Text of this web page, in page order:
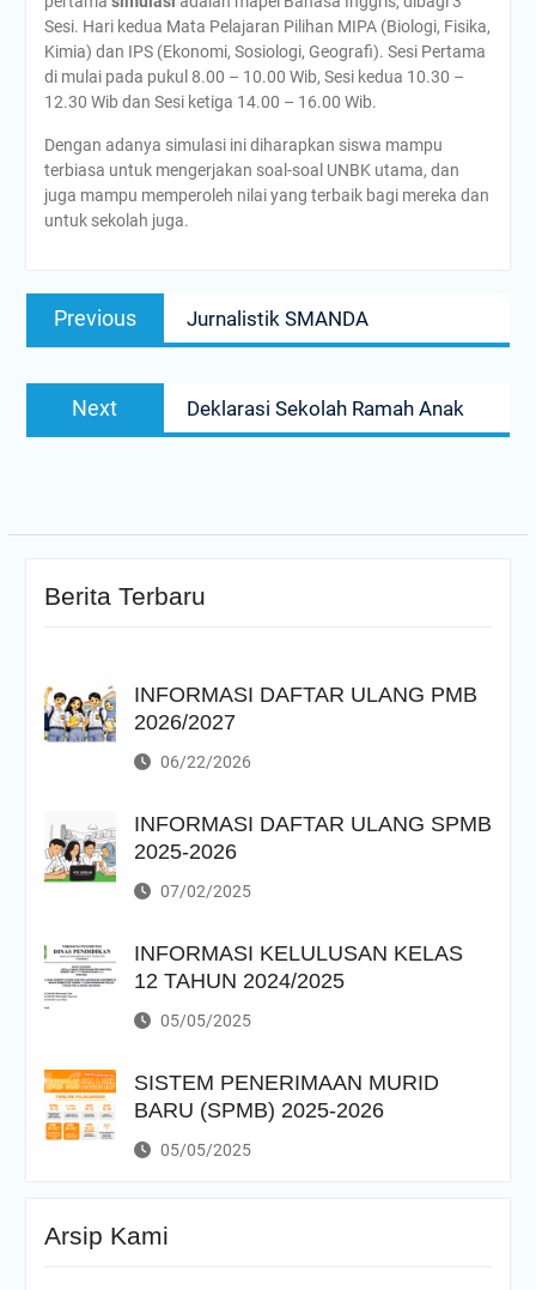
Sesi. Hari kedua Mata Pelajaran Pilihan MIPA (Biologi, Fisika,
Kimia) dan IPS (Ekonomi, Sosiologi, Geografi). Sesi Pertama
di mulai pada pukul 8.00 – 10.00 Wib, Sesi kedua 10.30 –
12.30 Wib dan Sesi ketiga 14.00 – 16.00 Wib.
Dengan adanya simulasi ini diharapkan siswa mampu
terbiasa untuk mengerjakan soal-soal UNBK utama, dan
juga mampu memperoleh nilai yang terbaik bagi mereka dan
untuk sekolah juga.
Navigasi
posPrevious
Previous
post:
Jurnalistik SMANDA
Next
Next
post:
Deklarasi Sekolah Ramah Anak
Berita Terbaru
INFORMASI DAFTAR ULANG PMB
2026/2027
06/22/2026
INFORMASI DAFTAR ULANG SPMB
2025-2026
07/02/2025
INFORMASI KELULUSAN KELAS
12 TAHUN 2024/2025
05/05/2025
SISTEM PENERIMAAN MURID
BARU (SPMB) 2025-2026
05/05/2025
Arsip Kami